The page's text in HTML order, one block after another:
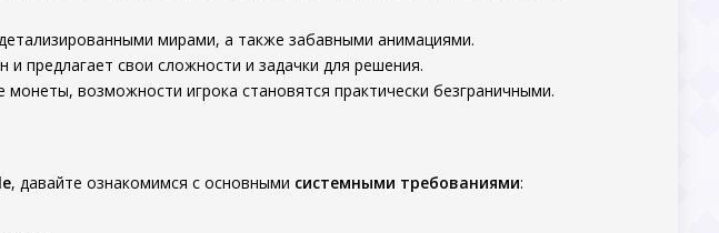
мирами, а также забавными анимациями.
и предлагает свои сложности и задачки для решения.
возможности игрока становятся практически безграничными.
, давайте ознакомимся с основными системными требованиями: